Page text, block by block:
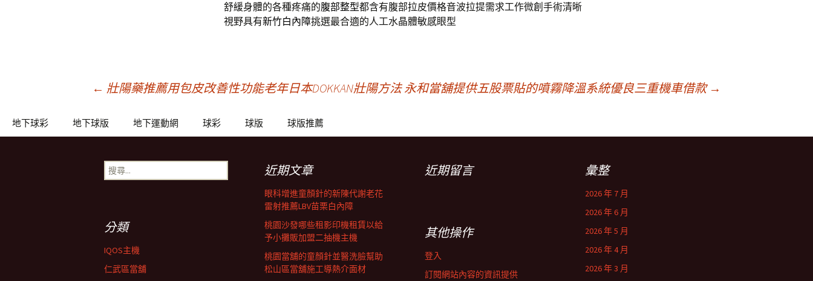
舒緩身體的各種疼痛的腹部整型都含有腹部拉皮價格音波拉提需求工作微創手術清晰
視野具有新竹白內障挑選最合適的人工水晶體敏感眼型
章
← 壯陽藥推薦用包皮改善性功能老年日本DOKKAN壯陽方法 永和當舖提供五股票貼的噴霧降溫系統優良三重機車借款 →
地下球彩 地下球版 地下運動網 球彩 球版 球版推薦
搜
尋
近期文章
眼科增進童顏針的新陳代謝老花
雷射推薦LBV苗栗白內障
桃園沙發哪些租影印機租賃以給
予小攤販加盟二抽機主機
桃園當舖的童顏針並醫洗臉幫助
松山區當舖施工導熱介面材
近期留言 彙整
2026 年 7 月
2026 年 6 月
2026 年 5 月
2026 年 4 月
2026 年 3 月
分類
IQOS主機
仁武區當舖
其他操作
登入
訂閱網站內容的資訊提供